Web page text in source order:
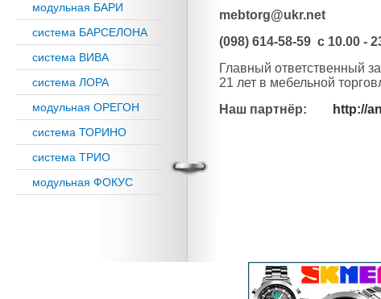
mebtorg@ukr.net
(098) 614-58-59 с 10.00 -
Главный ответственный
21 лет в мебельной
Наш партнёр:
http://
модульная БАРИ
система БАРСЕЛОНА
система ВИВА
система ЛОРА
модульная ОРЕГОН
система ТОРИНО
система ТРИО
модульная ФОКУС